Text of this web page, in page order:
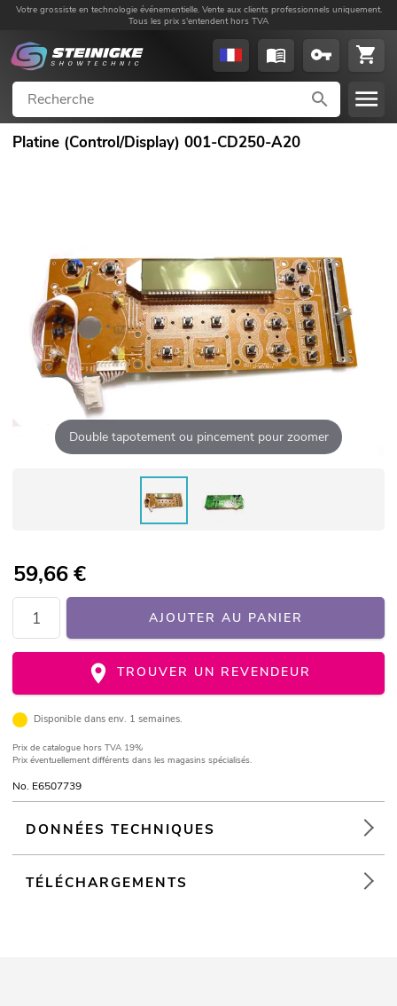
Votre grossiste en technologie événementielle. Vente aux clients professionnels uniquement.
Tous les prix s'entendent hors TVA
Platine (Control/Display) 001-CD250-A20
Double tapotement ou pincement pour zoomer
59,66€
AJOUTER AU PANIER
TROUVER UN REVENDEUR
Disponible dans env. 1 semaines.
Prix de catalogue hors TVA 19%
Prix éventuellement différents dans les magasins spécialisés.
No. E6507739
DONNÉES TECHNIQUES
TÉLÉCHARGEMENTS